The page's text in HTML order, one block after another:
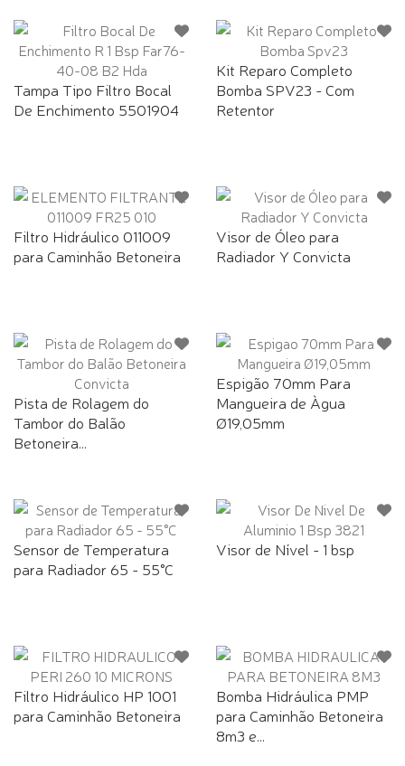
Tampa Tipo Filtro Bocal
De Enchimento 5501904
Kit Reparo Completo
Bomba SPV23 - Com
Retentor
Filtro Hidráulico 011009
para Caminhão Betoneira
Visor de Óleo para
Radiador Y Convicta
Pista de Rolagem do
Tambor do Balão
Betoneira...
Espigão 70mm Para
Mangueira de Àgua
Ø19,05mm
Sensor de Temperatura
para Radiador 65 - 55°C
Visor de Nível - 1 bsp
Filtro Hidráulico HP 1001
para Caminhão Betoneira
Bomba Hidráulica PMP
para Caminhão Betoneira
8m3 e...